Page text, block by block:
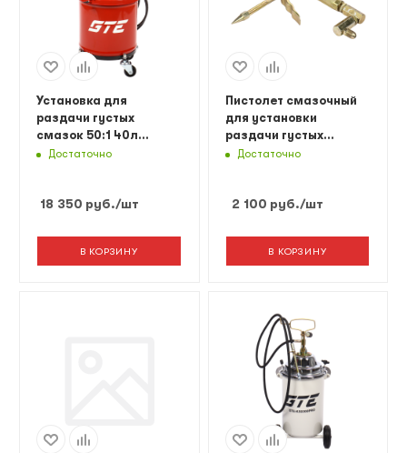
Установка для
раздачи густых
смазок 50:1 40л
пневматическая GTE
Достаточно
18 350 руб./шт
В КОРЗИНУ
Пистолет cмазочный
для установки
раздачи густых
смазок GTE
Достаточно
2 100 руб./шт
В КОРЗИНУ